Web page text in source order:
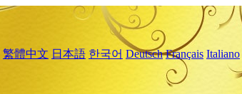
繁體中文 日本語 한국어 Deutsch Français Italiano